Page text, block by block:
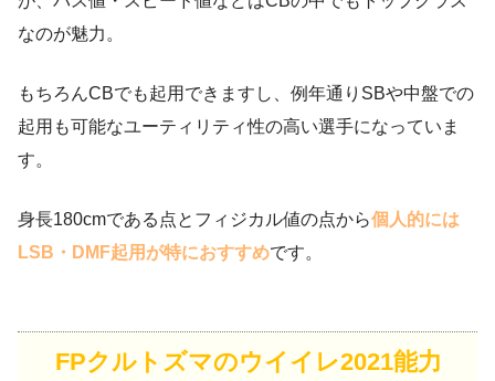
なのが魅力。
もちろんCBでも起用できますし、例年通りSBや中盤での
起用も可能なユーティリティ性の高い選手になっていま
す。
身長180cmである点とフィジカル値の点から個人的には
LSB・DMF起用が特におすすめです。
FPクルトズマのウイイレ2021能力